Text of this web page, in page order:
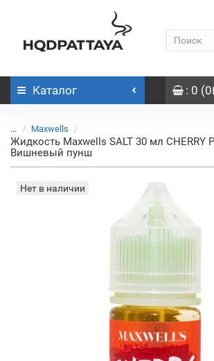
Каталог : 0
... Maxwells
Жидкость Maxwells SALT 30 мл CHERRY
Вишневый пунш
Нет в наличии